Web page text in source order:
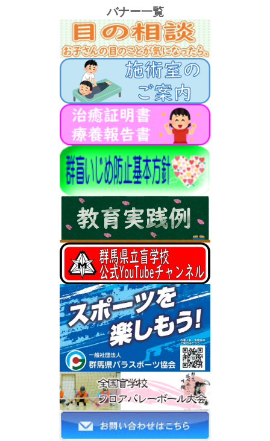
バナー一覧